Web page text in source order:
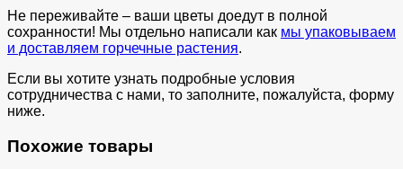
Не переживайте – ваши цветы доедут в полной
сохранности! Мы отдельно написали как мы упаковываем
и доставляем горчечные растения.
Если вы хотите узнать подробные условия
сотрудничества с нами, то заполните, пожалуйста, форму
ниже.
Похожие товары